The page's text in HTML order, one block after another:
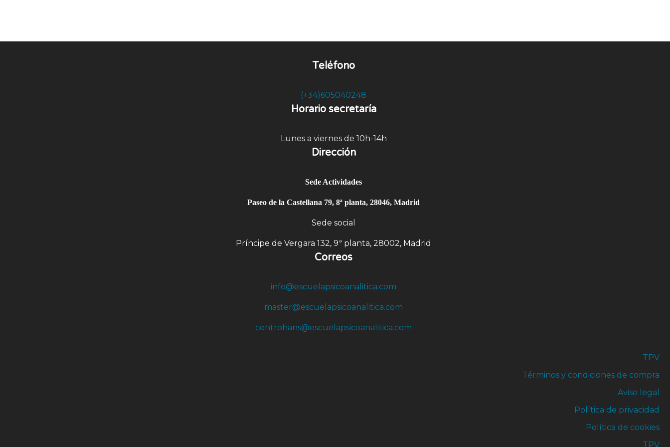
Teléfono
(+34)605040248
Horario secretaría
Lunes a viernes de 10h-14h
Dirección
Sede Actividades
Paseo de la Castellana 79, 8ª planta, 28046, Madrid
Sede social
Príncipe de Vergara 132, 9ª planta, 28002, Madrid
Correos
info@escuelapsicoanalitica.com
master@escuelapsicoanalitica.com
centrohans@escuelapsicoanalitica.com
TPV
Términos y condiciones de compra
Aviso legal
Política de privacidad
Política de cookies
TPV